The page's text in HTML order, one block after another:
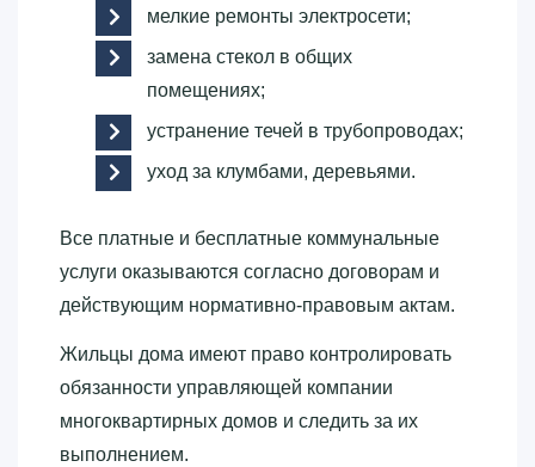
мелкие ремонты электросети;
замена стекол в общих
помещениях;
устранение течей в трубопроводах;
уход за клумбами, деревьями.
Все платные и бесплатные коммунальные
услуги оказываются согласно договорам и
действующим нормативно-правовым актам.
Жильцы дома имеют право контролировать
обязанности управляющей компании
многоквартирных домов и следить за их
выполнением.